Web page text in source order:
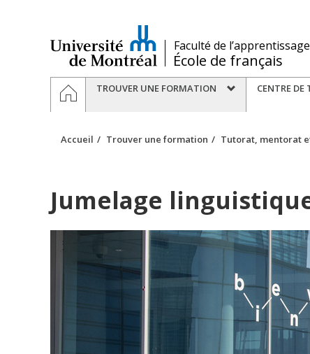
/Faculté de
École de français
Navigation
principale
ACCUEILTROUVER UNE FORMATION CENTRE DE
Accueil Trouver une formation Tutorat, mentorat
Jumelage